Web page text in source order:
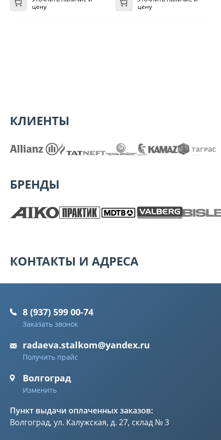
цену
цену
КЛИЕНТЫ
БРЕНДЫ
КОНТАКТЫ И АДРЕСА
8 (937) 599 00-74
Заказать звонок
radaeva.stalkom@yandex.ru
Получить прайс
Волгоград
Изменить
Пункт выдачи оплаченных заказов:
Волгоград, ул. Калужская, д. 27, склад № 3